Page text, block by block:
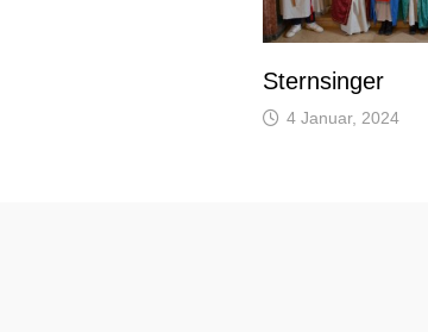
Sternsinger
4 Januar, 2024